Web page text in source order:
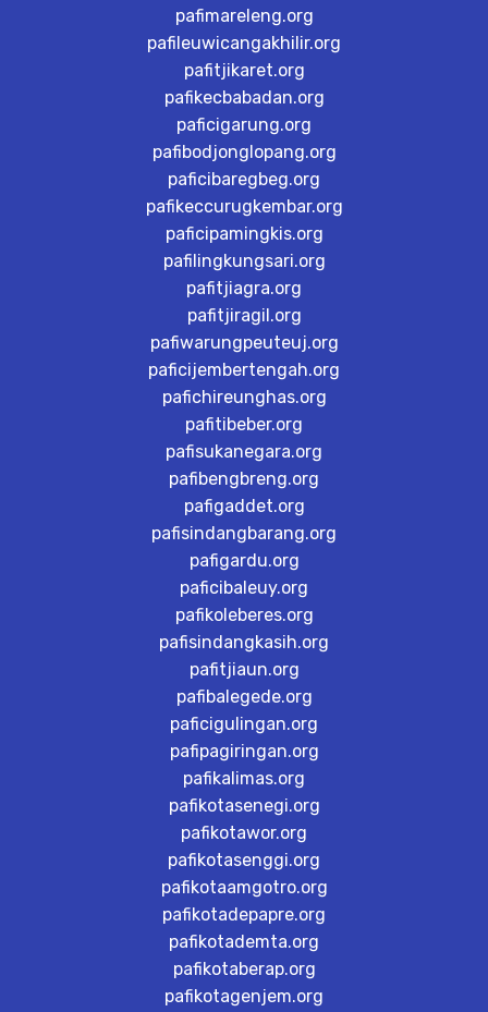
pafimareleng.org
pafileuwicangakhilir.org
pafitjikaret.org
pafikecbabadan.org
paficigarung.org
pafibodjonglopang.org
paficibaregbeg.org
pafikeccurugkembar.org
paficipamingkis.org
pafilingkungsari.org
pafitjiagra.org
pafitjiragil.org
pafiwarungpeuteuj.org
paficijembertengah.org
pafichireunghas.org
pafitibeber.org
pafisukanegara.org
pafibengbreng.org
pafigaddet.org
pafisindangbarang.org
pafigardu.org
paficibaleuy.org
pafikoleberes.org
pafisindangkasih.org
pafitjiaun.org
pafibalegede.org
paficigulingan.org
pafipagiringan.org
pafikalimas.org
pafikotasenegi.org
pafikotawor.org
pafikotasenggi.org
pafikotaamgotro.org
pafikotadepapre.org
pafikotademta.org
pafikotaberap.org
pafikotagenjem.org